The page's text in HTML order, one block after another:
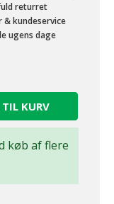
returret
& kundeservice
ugens dage
KURV
køb af flere